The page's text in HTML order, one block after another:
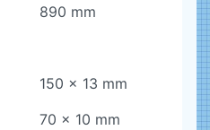
890 mm
150 x 13 mm
70 x 10 mm